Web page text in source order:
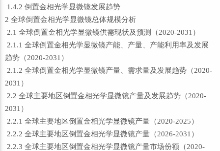
1.4.2 倒置金相光学显微镜发展趋势
2 全球倒置金相光学显微镜总体规模分析
2.1 全球倒置金相光学显微镜供需现状及预测（2020-2031）
2.1.1 全球倒置金相光学显微镜产能、产量、产能利用率及发展
趋势（2020-2031）
2.1.2 全球倒置金相光学显微镜产量、需求量及发展趋势（2020-
2031）
2.2 全球主要地区倒置金相光学显微镜产量及发展趋势（2020-
2031）
2.2.1 全球主要地区倒置金相光学显微镜产量（2020-2025）
2.2.2 全球主要地区倒置金相光学显微镜产量（2026-2031）
2.2.3 全球主要地区倒置金相光学显微镜产量市场份额（2020-